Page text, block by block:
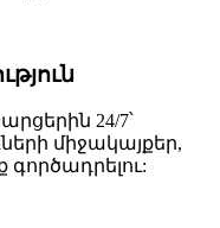
24/7՝
միջակայքեր,